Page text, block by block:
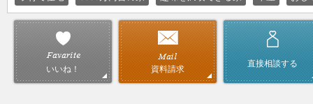
いいね！ 資料請求
直接相談する